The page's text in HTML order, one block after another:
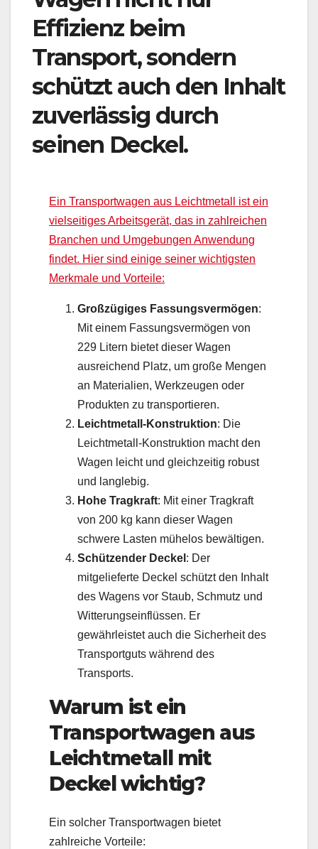
Effizienz beim
Transport, sondern
schützt auch den Inhalt
zuverlässig durch
seinen Deckel.
Ein Transportwagen aus Leichtmetall ist ein
vielseitiges Arbeitsgerät, das in zahlreichen
Branchen und Umgebungen Anwendung
findet. Hier sind einige seiner wichtigsten
Merkmale und Vorteile:
Großzügiges Fassungsvermögen:
Mit einem Fassungsvermögen von
229 Litern bietet dieser Wagen
ausreichend Platz, um große Mengen
an Materialien, Werkzeugen oder
Produkten zu transportieren.
Leichtmetall-Konstruktion: Die
Leichtmetall-Konstruktion macht den
Wagen leicht und gleichzeitig robust
und langlebig.
Hohe Tragkraft: Mit einer Tragkraft
von 200 kg kann dieser Wagen
schwere Lasten mühelos bewältigen.
Schützender Deckel : Der
mitgelieferte Deckel schützt den Inhalt
des Wagens vor Staub, Schmutz und
Witterungseinflüssen. Er
gewährleistet auch die Sicherheit des
Transportguts während des
Transports.
Warum ist ein
Transportwagen aus
Leichtmetall mit
Deckel wichtig?
Ein solcher Transportwagen bietet
zahlreiche Vorteile: